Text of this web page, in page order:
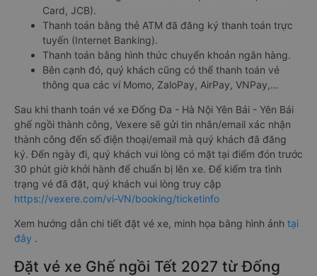
Card, JCB).
Thanh toán bằng thẻ ATM đã đăng ký thanh toán trực
tuyến (Internet Banking).
Thanh toán bằng hình thức chuyển khoản ngân hàng.
Bên cạnh đó, quý khách cũng có thể thanh toán vé
thông qua các ví Momo, ZaloPay, AirPay, VNPay,…
Sau khi thanh toán vé xe Đống Đa - Hà Nội Yên Bái - Yên Bái
ghế ngồi thành công, Vexere sẽ gửi tin nhắn/email xác nhận
thành công đến số điện thoại/email mà quý khách đã đăng
ký. Đến ngày đi, quý khách vui lòng có mặt tại điểm đón trước
30 phút giờ khởi hành để chuẩn bị lên xe. Để kiểm tra tình
trạng vé đã đặt, quý khách vui lòng truy cập
https://vexere.com/vi-VN/booking/ticketinfo
Xem hướng dẫn chi tiết đặt vé xe, minh họa bằng hình ảnh tại
đây .
Đặt vé xe Ghế ngồi Tết 2027 từ Đống